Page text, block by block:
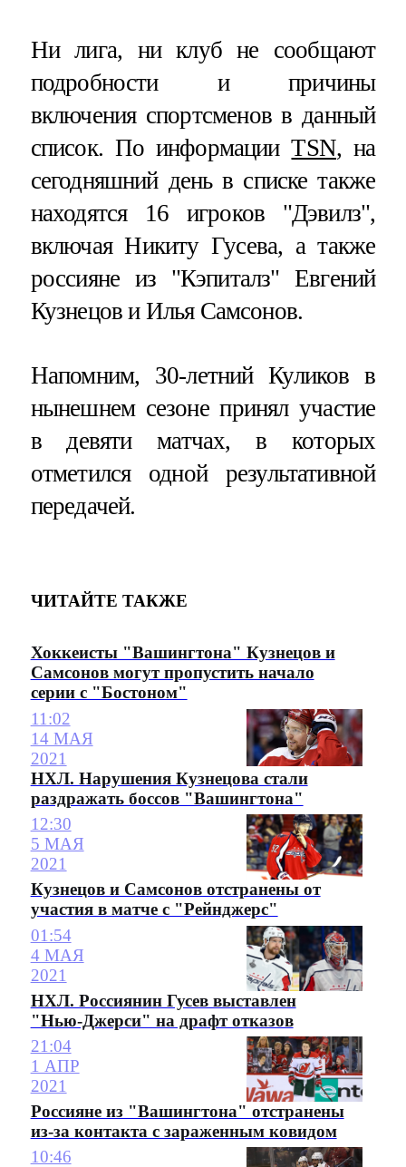
Ни лига, ни клуб не сообщают
подробности и причины
включения спортсменов в данный
список. По информацииTSN, на
сегодняшний день в списке также
находятся 16 игроков "Дэвилз",
включая Никиту Гусева, а также
россияне из "Кэпиталз" Евгений
Кузнецов и Илья Самсонов.
Напомним, 30-летний Куликов в
нынешнем сезоне принял участие
в девяти матчах, в которых
отметился одной результативной
передачей.
ЧИТАЙТЕ ТАКЖЕ
Хоккеисты "Вашингтона" Кузнецов и
Самсонов могут пропустить начало
серии с "Бостоном"
11:02
14 МАЯ
2021
НХЛ. Нарушения Кузнецова стали
раздражать боссов "Вашингтона"
12:30
5 МАЯ
2021
Кузнецов и Самсонов отстранены от
участия в матче с "Рейнджерс"
01:54
4 МАЯ
2021
НХЛ. Россиянин Гусев выставлен
"Нью-Джерси" на драфт отказов
21:04
1 АПР
2021
Россияне из "Вашингтона" отстранены
из-за контакта с зараженным ковидом
10:46